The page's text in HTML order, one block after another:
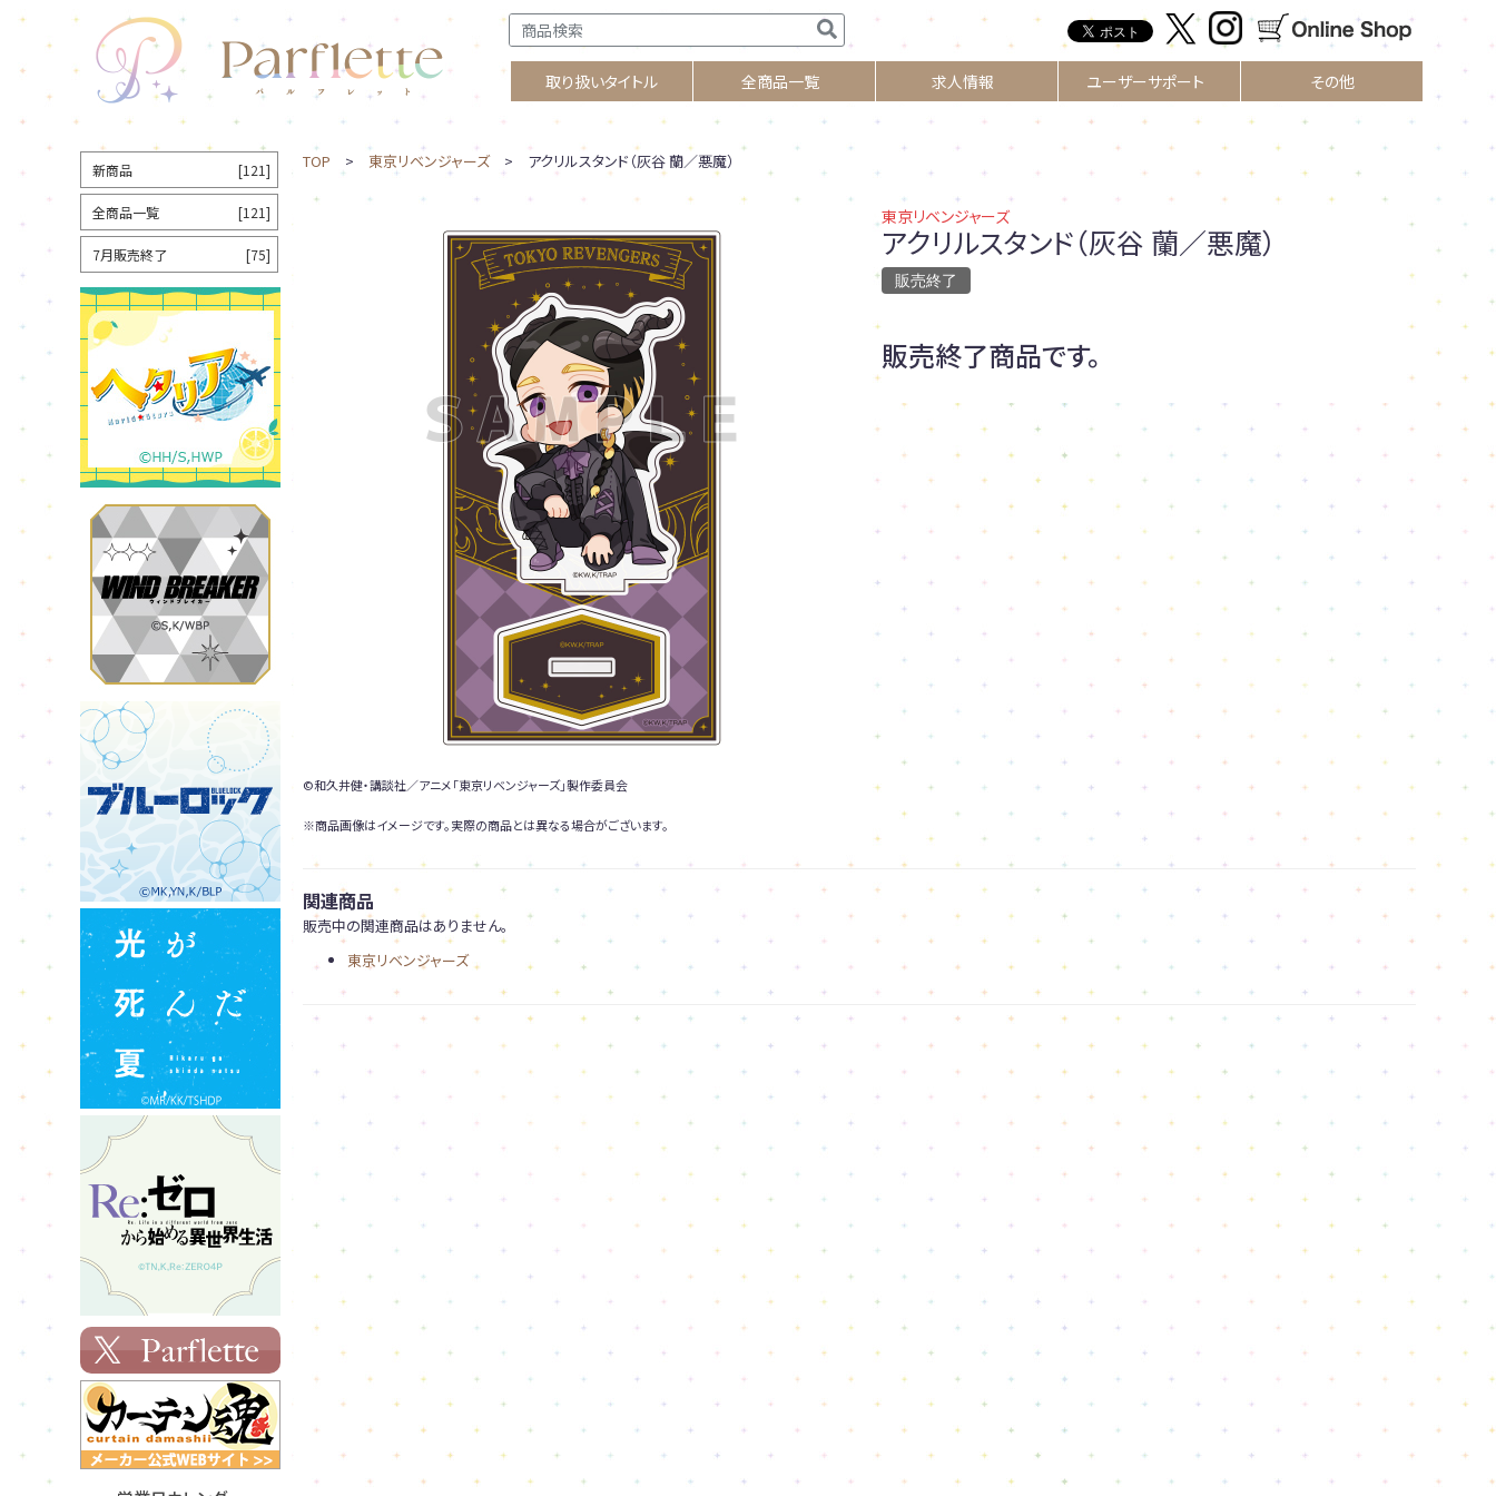
取り扱いタイトル 全商品一覧 求人情報 ユーザーサポート その他
TOP > 東京リベンジャーズ> アクリルスタンド（灰谷 蘭／悪魔）
©和久井健・講談社／アニメ「東京リベンジャーズ」製作委員会
※商品画像はイメージです。実際の商品とは異なる場合がございます。
東京リベンジャーズ
アクリルスタンド（灰谷 蘭／悪魔）
販売終了
販売終了商品です。
関連商品
販売中の関連商品はありません。
東京リベンジャーズ
新商品 [121]
全商品一覧 [121]
7月販売終了 [75]